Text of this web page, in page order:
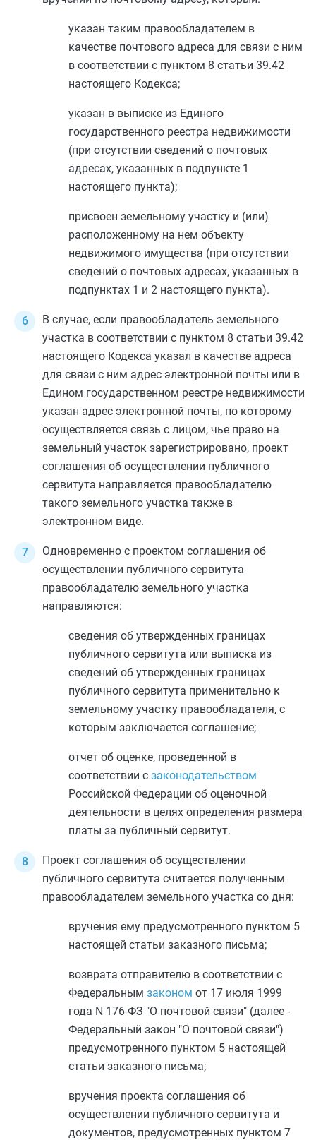
указан таким правообладателем в
качестве почтового адреса для связи с ним
в соответствии с пунктом 8 статьи 39.42
настоящего Кодекса;
указан в выписке из Единого
государственного реестра недвижимости
(при отсутствии сведений о почтовых
адресах, указанных в подпункте 1
настоящего пункта);
присвоен земельному участку и (или)
расположенному на нем объекту
недвижимого имущества (при отсутствии
сведений о почтовых адресах, указанных в
подпунктах 1 и 2 настоящего пункта).
В случае, если правообладатель земельного
участка в соответствии с пунктом 8 статьи 39.42
настоящего Кодекса указал в качестве адреса
для связи с ним адрес электронной почты или в
Едином государственном реестре недвижимости
указан адрес электронной почты, по которому
осуществляется связь с лицом, чье право на
земельный участок зарегистрировано, проект
соглашения об осуществлении публичного
сервитута направляется правообладателю
такого земельного участка также в
электронном виде.
Одновременно с проектом соглашения об
осуществлении публичного сервитута
правообладателю земельного участка
направляются:
сведения об утвержденных границах
публичного сервитута или выписка из
сведений об утвержденных границах
публичного сервитута применительно к
земельному участку правообладателя, с
которым заключается соглашение;
отчет об оценке, проведенной в
соответствии с законодательством
Российской Федерации об оценочной
деятельности в целях определения размера
платы за публичный сервитут.
Проект соглашения об осуществлении
публичного сервитута считается полученным
правообладателем земельного участка со дня:
вручения ему предусмотренного пунктом 5
настоящей статьи заказного письма;
возврата отправителю в соответствии с
Федеральным законом от 17 июля 1999
года N 176-ФЗ "О почтовой связи" (далее -
Федеральный закон "О почтовой связи")
предусмотренного пунктом 5 настоящей
статьи заказного письма;
вручения проекта соглашения об
осуществлении публичного сервитута и
документов, предусмотренных пунктом 7